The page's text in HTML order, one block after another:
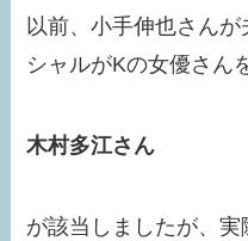
以前、小手伸也さん
シャルがKの女優さん
木村多江さん
が該当しましたが、